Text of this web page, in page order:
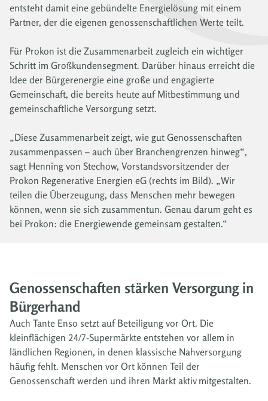
entsteht damit eine gebündelte Energielösung mit einem
Partner, der die eigenen genossenschaftlichen Werte teilt.
Für Prokon ist die Zusammenarbeit zugleich ein wichtiger
Schritt im Großkundensegment. Darüber hinaus erreicht die
Idee der Bürgerenergie eine große und engagierte
Gemeinschaft, die bereits heute auf Mitbestimmung und
gemeinschaftliche Versorgung setzt.
„Diese Zusammenarbeit zeigt, wie gut Genossenschaften
zusammenpassen – auch über Branchengrenzen hinweg“,
sagt Henning von Stechow, Vorstandsvorsitzender der
Prokon Regenerative Energien eG (rechts im Bild). „Wir
teilen die Überzeugung, dass Menschen mehr bewegen
können, wenn sie sich zusammentun. Genau darum geht es
bei Prokon: die Energiewende gemeinsam gestalten.“
Genossenschaften stärken Versorgung in
Bürgerhand
Auch Tante Enso setzt auf Beteiligung vor Ort. Die
kleinflächigen 24/7-Supermärkte entstehen vor allem in
ländlichen Regionen, in denen klassische Nahversorgung
häufig fehlt. Menschen vor Ort können Teil der
Genossenschaft werden und ihren Markt aktiv mitgestalten.